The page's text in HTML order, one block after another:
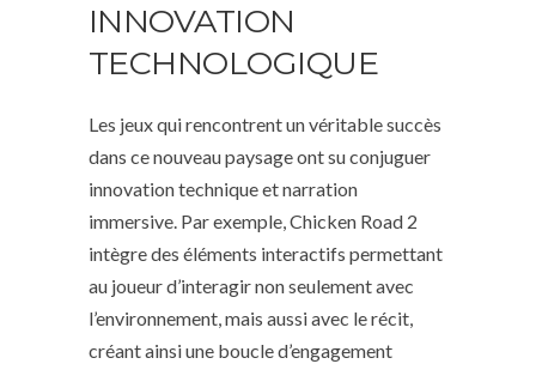
INNOVATION
TECHNOLOGIQUE
Les jeux qui rencontrent un véritable succès
dans ce nouveau paysage ont su conjuguer
innovation technique et narration
immersive. Par exemple, Chicken Road 2
intègre des éléments interactifs permettant
au joueur d’interagir non seulement avec
l’environnement, mais aussi avec le récit,
créant ainsi une boucle d’engagement